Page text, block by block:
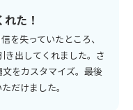
た！
を失っていたところ、
出してくれました。さ
をカスタマイズ。最後
だけました。